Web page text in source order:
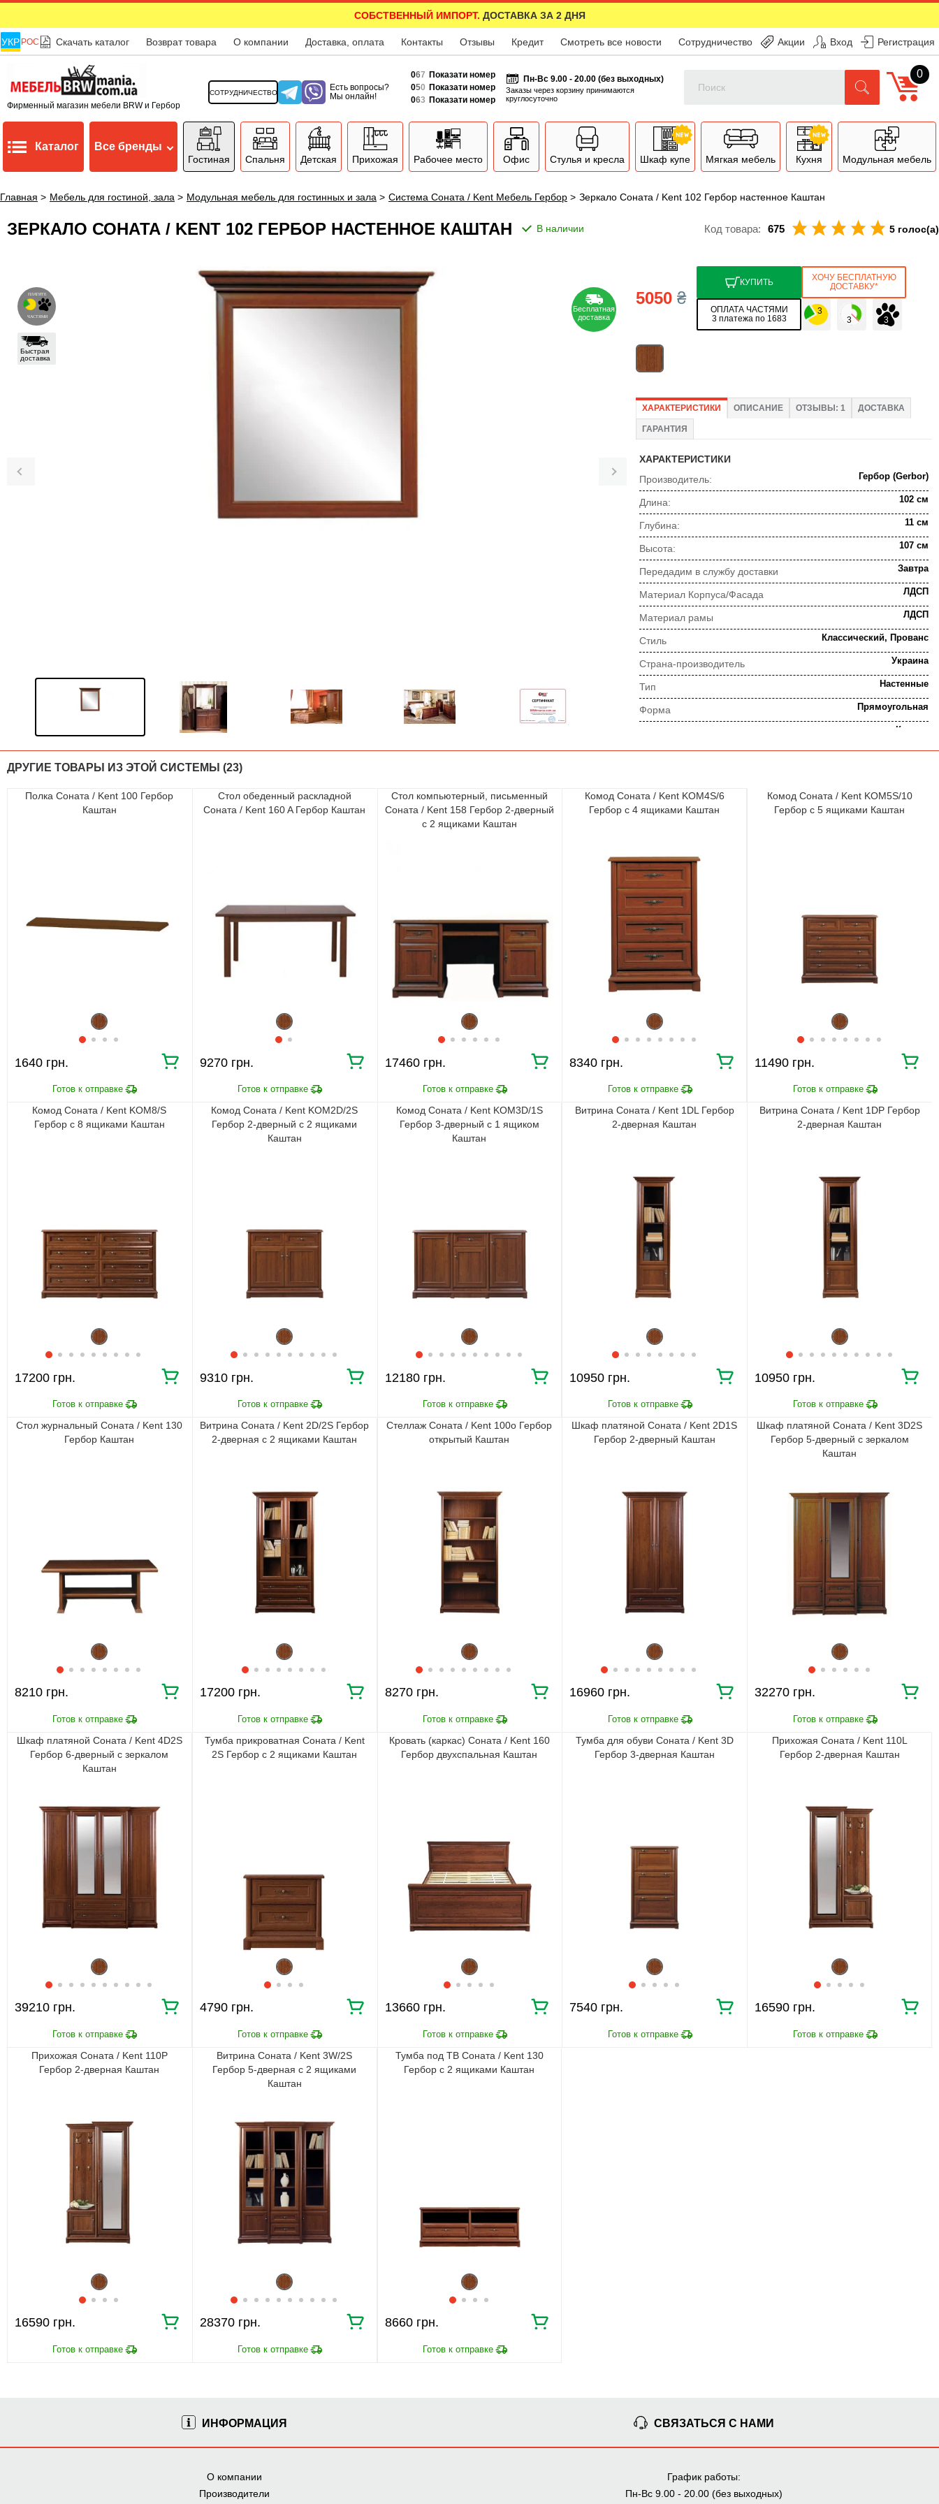
СОБСТВЕННЫЙ ИМПОРТ. ДОСТАВКА ЗА 2 ДНЯ
УКР РОС Скачать каталог Возврат товара О компании Доставка, оплата Контакты Отзывы Кредит Смотреть все новости Сотрудничество Акции Вход Регистрация
Фирменный магазин мебели BRW и Гербор
СОТРУДНИЧЕСТВО
Есть вопросы?
Мы онлайн!
067 Показати номер
050 Показати номер
063 Показати номер
Пн-Вс 9.00 - 20.00 (без выходных)
Заказы через корзину принимаются
круглосуточно
0
Каталог Все бренды
Гостиная Спальня Детская Прихожая Рабочее место Офис Стулья и кресла Шкаф купе Мягкая мебель Кухня Модульная мебель
Главная > Мебель для гостиной, зала > Модульная мебель для гостинных и зала > Система Соната / Kent Мебель Гербор > Зеркало Соната / Kent 102 Гербор настенное Каштан
ЗЕРКАЛО СОНАТА / KENT 102 ГЕРБОР НАСТЕННОЕ КАШТАН Код товара: 675 5 голос(а)
5050₴
КУПИТЬ
ХОЧУ БЕСПЛАТНУЮ
ДОСТАВКУ*
ОПЛАТА ЧАСТЯМИ
3 платежа по 1683
ХАРАКТЕРИСТИКИ ОПИСАНИЕ ОТЗЫВЫ: 1 ДОСТАВКА
ГАРАНТИЯ
ХАРАКТЕРИСТИКИ
Производитель:
Гербор (Gerbor)
Длина: 102 см
Глубина: 11 см
Высота: 107 см
Передадим в службу доставки Завтра
Материал Корпуса/Фасада ЛДСП
Материал рамы ЛДСП
Стиль Классический, Прованс
Страна-производитель Украина
Тип Настенные
Форма Прямоугольная
Каштан
Каштан
ПОРЯДОК ВЫПОЛНЕНИЯ ЗАКАЗА
Предварительная
консультация
Согласование заказа Доставка домой
Мы внимательно следим за выполнением заказа на всех
этапах от предварительного расчета до получения
мебели.
ПОЧЕМУ ПОКУПАЮТ НА
BRWMANIA.COM.UA
МЕБЕЛЬ НА ЛЮБОЙ
ДОСТАВКА ЗА 2 ДНЯ
ОСТАЛЬНОЕ ПРИ
ПОЛУЧЕНИИ
КОМИССИИ
ДРУГИЕ ТОВАРЫ ИЗ ЭТОЙ СИСТЕМЫ (23)
Полка Соната / Kent 100 Гербор
Каштан
1640 грн.
Стол обеденный раскладной
Соната / Kent 160 A Гербор Каштан
9270 грн.
Стол компьютерный, письменный
Соната / Kent 158 Гербор 2-дверный
с 2 ящиками Каштан
17460 грн.
Комод Соната / Kent KOM4S/6
Гербор с 4 ящиками Каштан
8340 грн.
Комод Соната / Kent KOM5S/10
Гербор с 5 ящиками Каштан
11490 грн.
Комод Соната / Kent KOM8/S
Гербор с 8 ящиками Каштан
17200 грн.
Комод Соната / Kent KOM2D/2S
Гербор 2-дверный с 2 ящиками
Каштан
9310 грн.
Комод Соната / Kent KOM3D/1S
Гербор 3-дверный с 1 ящиком
Каштан
12180 грн.
Витрина Соната / Kent 1DL Гербор
2-дверная Каштан
10950 грн.
Витрина Соната / Kent 1DP Гербор
2-дверная Каштан
10950 грн.
Стол журнальный Соната / Kent 130
Гербор Каштан
8210 грн.
Витрина Соната / Kent 2D/2S Гербор
2-дверная с 2 ящиками Каштан
17200 грн.
Стеллаж Соната / Kent 100о Гербор
открытый Каштан
8270 грн.
Шкаф платяной Соната / Kent 2D1S
Гербор 2-дверный Каштан
16960 грн.
Шкаф платяной Соната / Kent 3D2S
Гербор 5-дверный с зеркалом
Каштан
32270 грн.
Шкаф платяной Соната / Kent 4D2S
Гербор 6-дверный с зеркалом
Каштан
39210 грн.
Тумба прикроватная Соната / Kent
2S Гербор с 2 ящиками Каштан
4790 грн.
Кровать (каркас) Соната / Kent 160
Гербор двухспальная Каштан
13660 грн.
Тумба для обуви Соната / Kent 3D
Гербор 3-дверная Каштан
7540 грн.
Прихожая Соната / Kent 110L
Гербор 2-дверная Каштан
16590 грн.
Прихожая Соната / Kent 110P
Гербор 2-дверная Каштан
16590 грн.
Витрина Соната / Kent 3W/2S
Гербор 5-дверная с 2 ящиками
Каштан
28370 грн.
Тумба под ТВ Соната / Kent 130
Гербор с 2 ящиками Каштан
8660 грн.
ИНФОРМАЦИЯ
О компании
Производители
СВЯЗАТЬСЯ С НАМИ
График работы:
Пн-Вс 9.00 - 20.00 (без выходных)